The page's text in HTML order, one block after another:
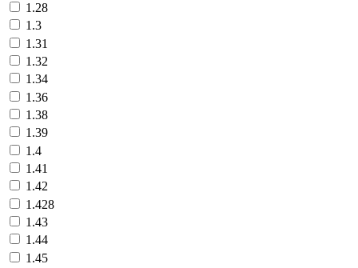
1.28
1.3
1.31
1.32
1.34
1.36
1.38
1.39
1.4
1.41
1.42
1.428
1.43
1.44
1.45